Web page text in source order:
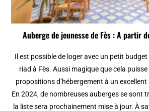
Auberge de jeunesse de Fès : A partir
Il est possible de loger avec un petit
riad à Fès. Aussi magique que cela
propositions d’hébergement à un
En 2024, de nombreuses auberges se sont
la liste sera prochainement mise à jour. À